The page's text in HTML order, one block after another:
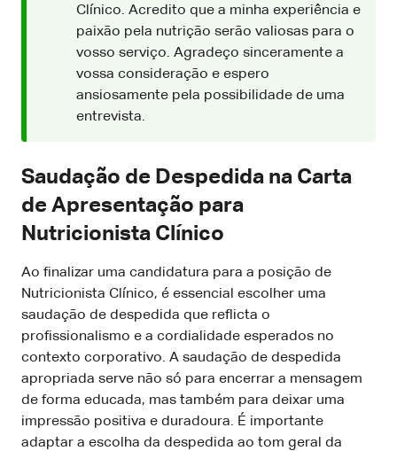
Clínico. Acredito que a minha experiência e
paixão pela nutrição serão valiosas para o
vosso serviço. Agradeço sinceramente a
vossa consideração e espero
ansiosamente pela possibilidade de uma
entrevista.
Saudação de Despedida na Carta
de Apresentação para
Nutricionista Clínico
Ao finalizar uma candidatura para a posição de
Nutricionista Clínico, é essencial escolher uma
saudação de despedida que reflicta o
profissionalismo e a cordialidade esperados no
contexto corporativo. A saudação de despedida
apropriada serve não só para encerrar a mensagem
de forma educada, mas também para deixar uma
impressão positiva e duradoura. É importante
adaptar a escolha da despedida ao tom geral da